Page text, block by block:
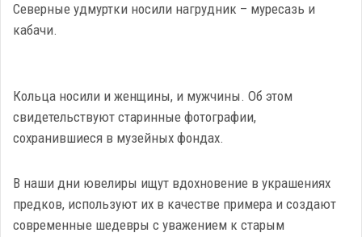
Северные удмуртки носили нагрудник – муресазь и
кабачи.
Кольца носили и женщины, и мужчины. Об этом
свидетельствуют старинные фотографии,
сохранившиеся в музейных фондах.
В наши дни ювелиры ищут вдохновение в украшениях
предков, используют их в качестве примера и создают
современные шедевры с уважением к старым